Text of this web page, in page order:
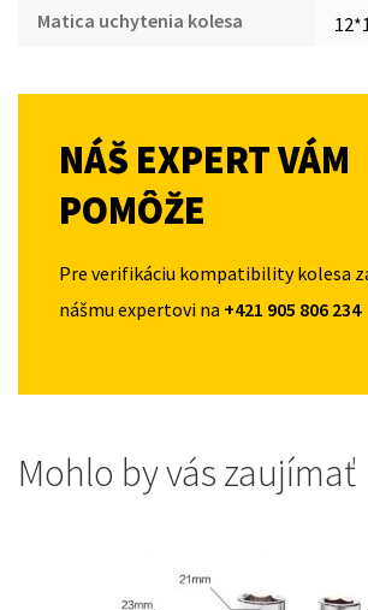
Matica uchytenia kolesa
NÁŠ EXPERT VÁM
POMÔŽE
Pre verifikáciu kompatibility kolesa
nášmu expertovi na +421 905 806 234
Mohlo by vás zaujímať